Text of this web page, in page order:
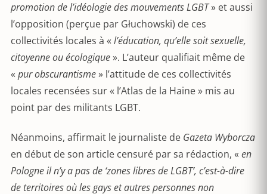
promotion de l’idéologie des mouvements LGBT» et aussi
l’opposition (perçue par Głuchowski) de ces
collectivités locales à « l’éducation, qu’elle soit sexuelle,
citoyenne ou écologique». L’auteur qualifiait même de
« pur obscurantisme» l’attitude de ces collectivités
locales recensées sur « l’Atlas de la Haine » mis au
point par des militants LGBT.
Néanmoins, affirmait le journaliste de Gazeta Wyborcza
en début de son article censuré par sa rédaction, « en
Pologne il n’y a pas de ‘zones libres de LGBT’, c’est-à-dire
de territoires où les gays et autres personnes non